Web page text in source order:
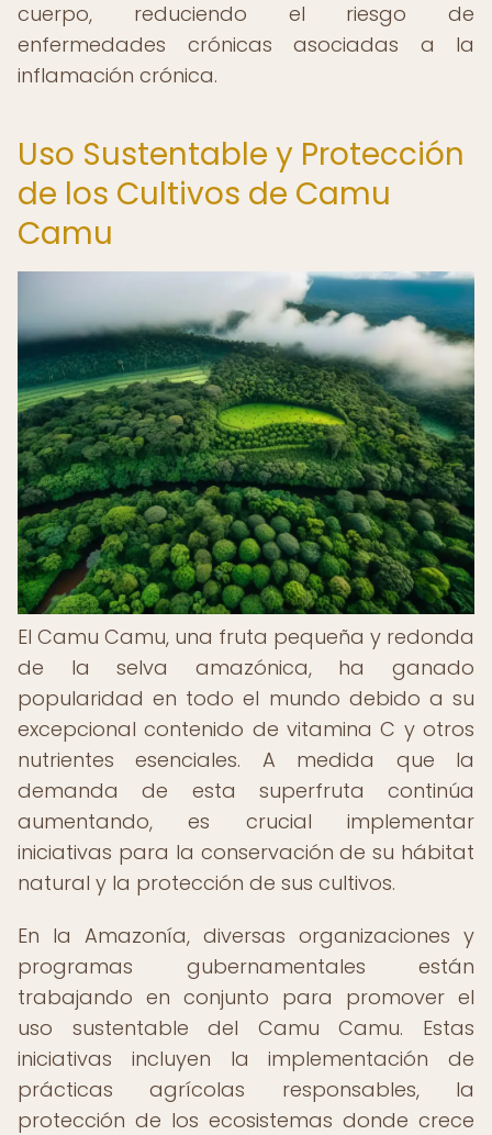
cuerpo, reduciendo el riesgo de
enfermedades crónicas asociadas a la
inflamación crónica.
Uso Sustentable y Protección
de los Cultivos de Camu
Camu
El Camu Camu, una fruta pequeña y redonda
de la selva amazónica, ha ganado
popularidad en todo el mundo debido a su
excepcional contenido de vitamina C y otros
nutrientes esenciales. A medida que la
demanda de esta superfruta continúa
aumentando, es crucial implementar
iniciativas para la conservación de su hábitat
natural y la protección de sus cultivos.
En la Amazonía, diversas organizaciones y
programas gubernamentales están
trabajando en conjunto para promover el
uso sustentable del Camu Camu. Estas
iniciativas incluyen la implementación de
prácticas agrícolas responsables, la
protección de los ecosistemas donde crece